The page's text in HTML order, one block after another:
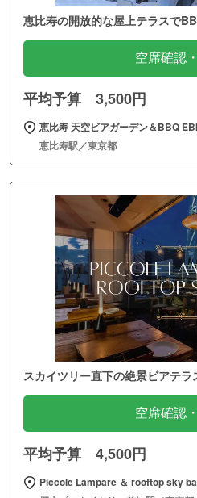
恵比寿の開放的な屋上テラスで
空席確認
平均予算 3,500円
恵比寿 天空ビアガーデン＆BBQ
恵比寿駅／東京都
スカイツリー直下の絶景ビアテラ
空席確認
平均予算 4,500円
Piccole Lampare ＆ rooftop sky